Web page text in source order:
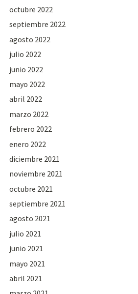
octubre 2022
septiembre 2022
agosto 2022
julio 2022
junio 2022
mayo 2022
abril 2022
marzo 2022
febrero 2022
enero 2022
diciembre 2021
noviembre 2021
octubre 2021
septiembre 2021
agosto 2021
julio 2021
junio 2021
mayo 2021
abril 2021